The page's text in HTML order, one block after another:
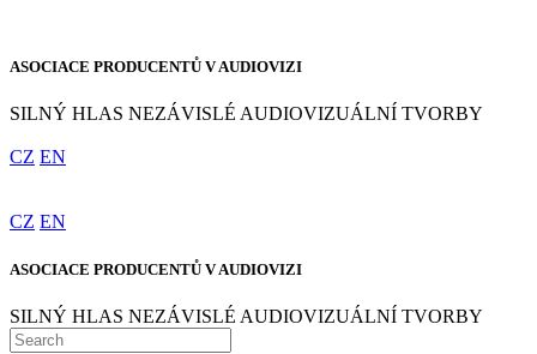
ASOCIACE PRODUCENTŮ V AUDIOVIZI
SILNÝ HLAS NEZÁVISLÉ AUDIOVIZUÁLNÍ TVORBY
CZ EN
CZ EN
ASOCIACE PRODUCENTŮ V AUDIOVIZI
SILNÝ HLAS NEZÁVISLÉ AUDIOVIZUÁLNÍ TVORBY